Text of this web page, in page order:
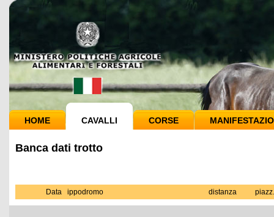
HOME CAVALLI CORSE
Banca dati trotto
Data ippodromo distanza piazz.